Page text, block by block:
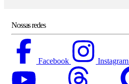
Nossas redes
Facebook Instagram